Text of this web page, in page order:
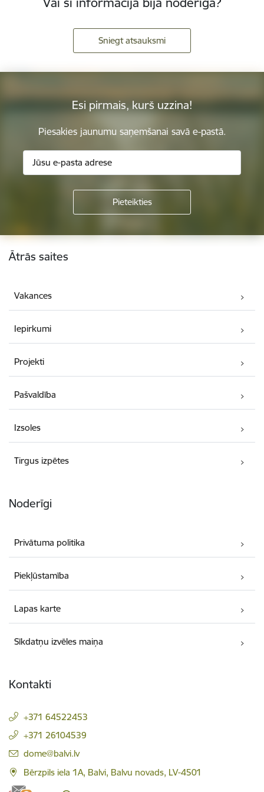
Sniegt atsauksmi
Esi pirmais, kurš uzzina!
Piesakies jaunumu saņemšanai savā e-pastā.
Kājene
Ātrās saites
Vakances
Iepirkumi
Projekti
Pašvaldība
Izsoles
Tirgus izpētes
Noderīgi
Privātuma politika
Piekļūstamība
Lapas karte
Sīkdatņu izvēles maiņa
Kontakti
+371 64522453
+371 26104539
E-pasts:
dome@balvi.lv
Bērzpils iela 1A, Balvi, Balvu novads, LV-4501